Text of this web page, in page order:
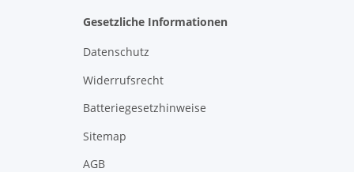
Gesetzliche Informationen
Datenschutz
Widerrufsrecht
Batteriegesetzhinweise
Sitemap
AGB